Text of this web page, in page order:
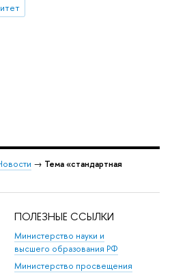
→ Тема «стандартная
ПОЛЕЗНЫЕ ССЫЛКИ
Министерство науки и
высшего образования РФ
Министерство просвещения